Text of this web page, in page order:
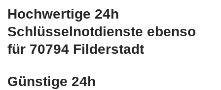
Hochwertige 24h
Schlüsselnotdienste ebenso
für 70794 Filderstadt
Günstige 24h